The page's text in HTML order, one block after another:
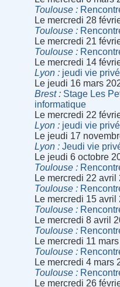
Toulouse
Le mercredi 28
Toulouse
Le mercredi 21
Toulouse
Le mercredi 14
Lyon
jeudi vie
Le jeudi 16 mars
Brest
Stage Les
informatique
Le mercredi 22
Lyon
jeudi vie
Le jeudi 17
Lyon
Jeudi vie
Le jeudi 6 octobre
Toulouse
Le mercredi 22
Toulouse
Le mercredi 15
Toulouse
Le mercredi 8 avril
Toulouse
Le mercredi 11
Toulouse
Le mercredi 4 mars
Toulouse
Le mercredi 26